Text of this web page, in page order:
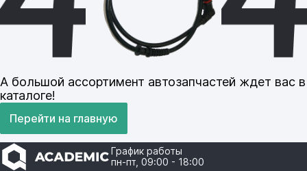
А большой ассортимент автозапчастей ждет вас в
каталоге!
Перейти на главную
График работы
пн-пт, 09:00 - 18:00